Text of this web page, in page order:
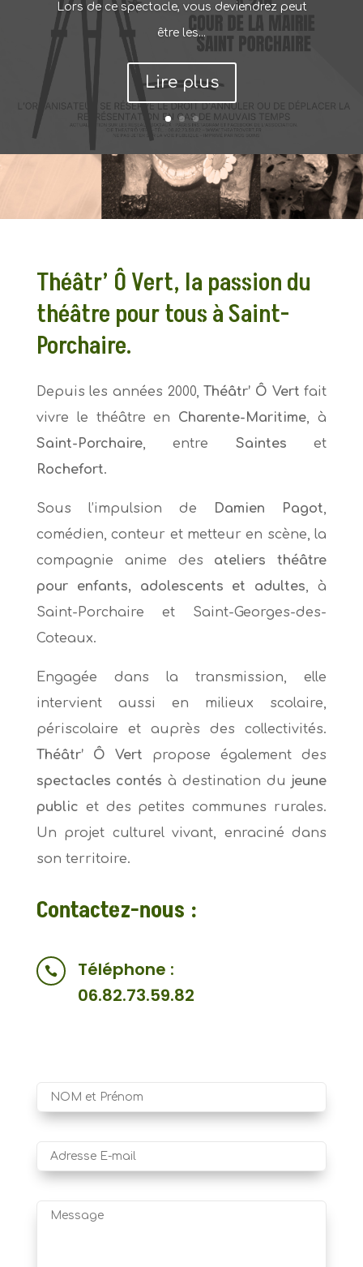
Lors de ce spectacle, vous deviendrez peut
être les...
Lire plus
Théâtr’ Ô Vert, la passion du
théâtre pour tous à Saint-
Porchaire.
Depuis les années 2000, Théâtr’ Ô Vert fait
vivre le théâtre en Charente-Maritime, à
Saint-Porchaire, entre Saintes et
Rochefort.
Sous l’impulsion de Damien Pagot,
comédien, conteur et metteur en scène, la
compagnie anime des ateliers théâtre
pour enfants, adolescents et adultes, à
Saint-Porchaire et Saint-Georges-des-
Coteaux.
Engagée dans la transmission, elle
intervient aussi en milieux scolaire,
périscolaire et auprès des collectivités.
Théâtr’ Ô Vert propose également des
spectacles contés à destination du jeune
public et des petites communes rurales.
Un projet culturel vivant, enraciné dans
son territoire.
Contactez-nous :

Téléphone :
06.82.73.59.82